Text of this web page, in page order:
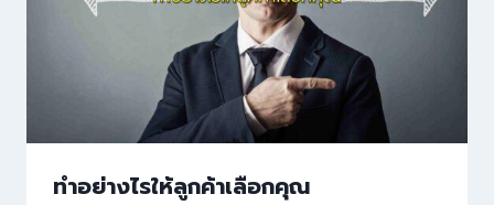
ทำอย่างไรให้ลูกค้าเลือกคุณ